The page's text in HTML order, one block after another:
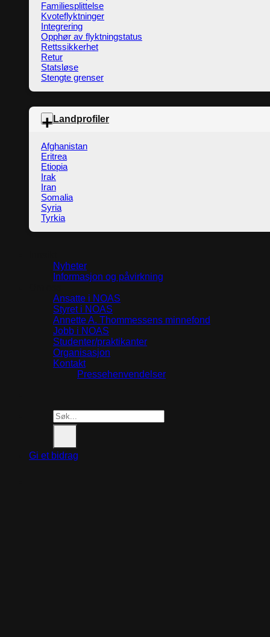
Familiesplittelse
Kvoteflyktninger
Integrering
Opphør av flyktningstatus
Rettssikkerhet
Retur
Statsløse
Stengte grenser
Landprofiler
Afghanistan
Eritrea
Etiopia
Irak
Iran
Somalia
Syria
Tyrkia
Nyheter
Informasjon og påvirkning
Ansatte i NOAS
Styret i NOAS
Annette A. Thommessens minnefond
Jobb i NOAS
Studenter/praktikanter
Organisasjon
Kontakt
Pressehenvendelser
Search
for:
Gi et bidrag